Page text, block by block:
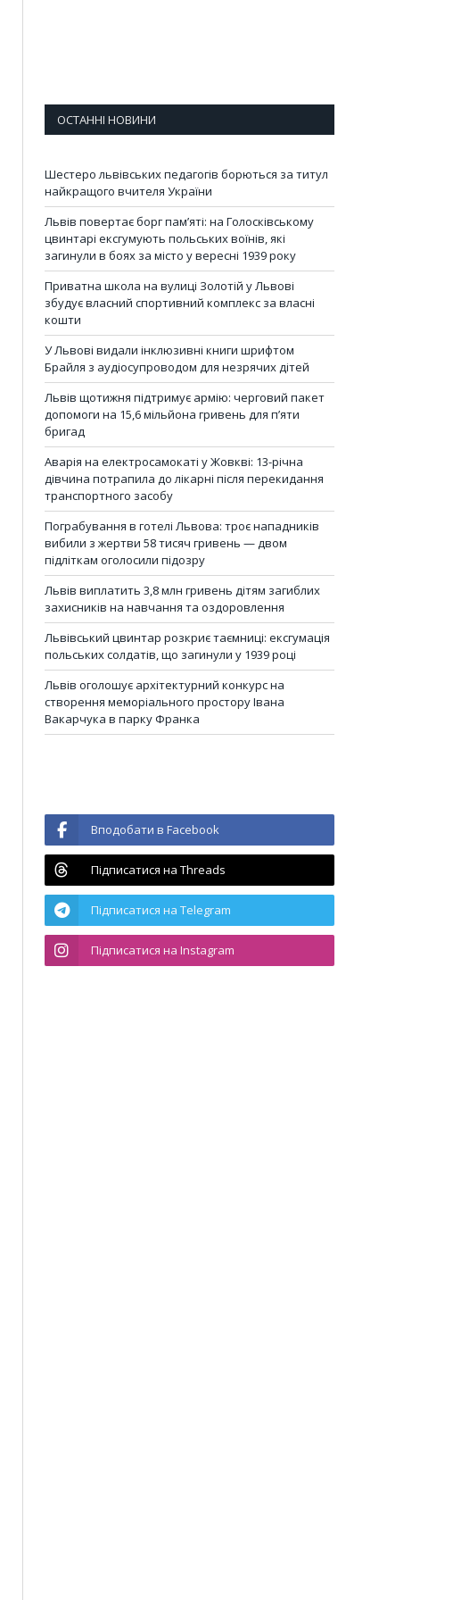
ОСТАННІ НОВИНИ
Шестеро львівських педагогів борються за титул
найкращого вчителя України
Львів повертає борг пам’яті: на Голосківському
цвинтарі ексгумують польських воїнів, які
загинули в боях за місто у вересні 1939 року
Приватна школа на вулиці Золотій у Львові
збудує власний спортивний комплекс за власні
кошти
У Львові видали інклюзивні книги шрифтом
Брайля з аудіосупроводом для незрячих дітей
Львів щотижня підтримує армію: черговий пакет
допомоги на 15,6 мільйона гривень для п’яти
бригад
Аварія на електросамокаті у Жовкві: 13-річна
дівчина потрапила до лікарні після перекидання
транспортного засобу
Пограбування в готелі Львова: троє нападників
вибили з жертви 58 тисяч гривень — двом
підліткам оголосили підозру
Львів виплатить 3,8 млн гривень дітям загиблих
захисників на навчання та оздоровлення
Львівський цвинтар розкриє таємниці: ексгумація
польських солдатів, що загинули у 1939 році
Львів оголошує архітектурний конкурс на
створення меморіального простору Івана
Вакарчука в парку Франка
Вподобати в Facebook
Підписатися на Threads
Підписатися на Telegram
Підписатися на Instagram